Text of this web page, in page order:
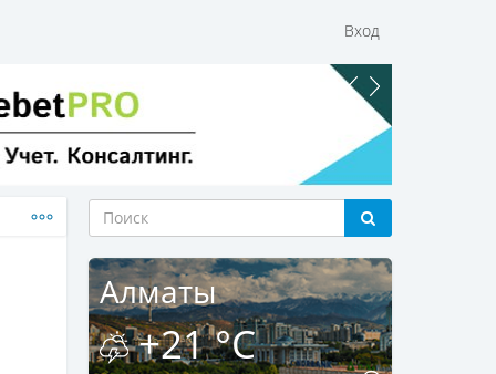
Вход
Алматы
+21 °C